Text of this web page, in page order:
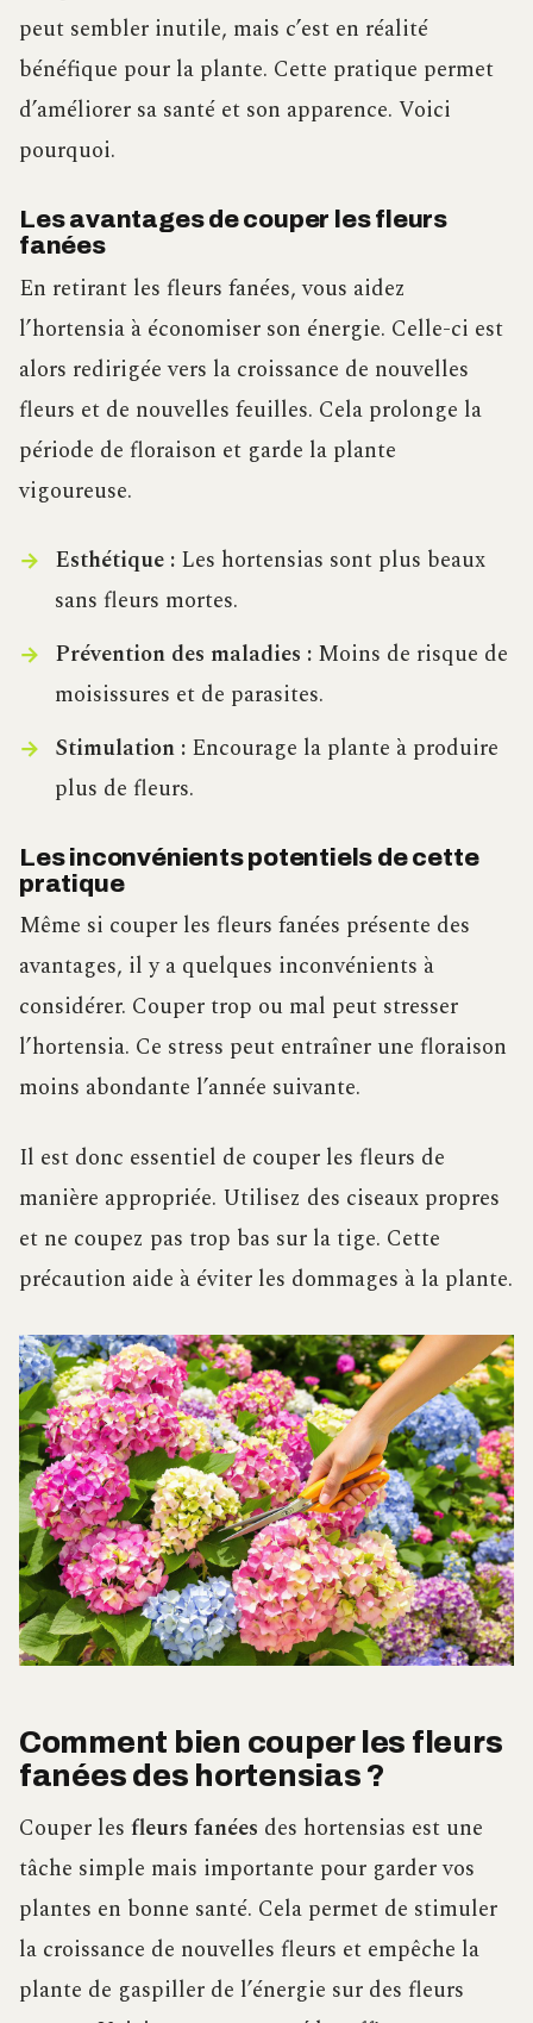
peut sembler inutile, mais c’est en réalité
bénéfique pour la plante. Cette pratique permet
d’améliorer sa santé et son apparence. Voici
pourquoi.
Les avantages de couper les fleurs
fanées
En retirant les fleurs fanées, vous aidez
l’hortensia à économiser son énergie. Celle-ci est
alors redirigée vers la croissance de nouvelles
fleurs et de nouvelles feuilles. Cela prolonge la
période de floraison et garde la plante
vigoureuse.
Esthétique :Les hortensias sont plus beaux
sans fleurs mortes.
Prévention des maladies :Moins de risque de
moisissures et de parasites.
Stimulation :Encourage la plante à produire
plus de fleurs.
Les inconvénients potentiels de cette
pratique
Même si couper les fleurs fanées présente des
avantages, il y a quelques inconvénients à
considérer. Couper trop ou mal peut stresser
l’hortensia. Ce stress peut entraîner une floraison
moins abondante l’année suivante.
Il est donc essentiel de couper les fleurs de
manière appropriée. Utilisez des ciseaux propres
et ne coupez pas trop bas sur la tige. Cette
précaution aide à éviter les dommages à la plante.
Comment bien couper les fleurs
fanées des hortensias ?
Couper les fleurs fanées des hortensias est une
tâche simple mais importante pour garder vos
plantes en bonne santé. Cela permet de stimuler
la croissance de nouvelles fleurs et empêche la
plante de gaspiller de l’énergie sur des fleurs